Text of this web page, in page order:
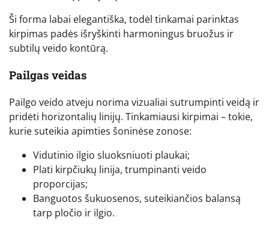
Ši forma labai elegantiška, todėl tinkamai parinktas
kirpimas padės išryškinti harmoningus bruožus ir
subtilų veido kontūrą.
Pailgas veidas
Pailgo veido atveju norima vizualiai sutrumpinti veidą ir
pridėti horizontalių linijų. Tinkamiausi kirpimai – tokie,
kurie suteikia apimties šoninėse zonose:
Vidutinio ilgio sluoksniuoti plaukai;
Plati kirpčiukų linija, trumpinanti veido
proporcijas;
Banguotos šukuosenos, suteikiančios balansą
tarp pločio ir ilgio.